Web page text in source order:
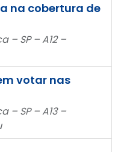
na cobertura de
– SP – A12 –
votar nas
– SP – A13 –